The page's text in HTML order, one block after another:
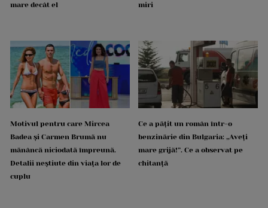
mare decât el
miri
Motivul pentru care Mircea
Badea și Carmen Brumă nu
mănâncă niciodată împreună.
Detalii neștiute din viața lor de
cuplu
Ce a pățit un român într-o
benzinărie din Bulgaria: „Aveți
mare grijă!”. Ce a observat pe
chitanță